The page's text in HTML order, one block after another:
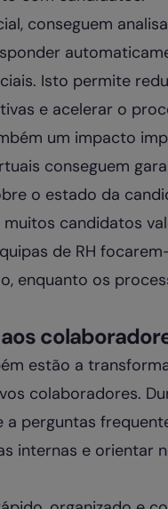
conseguem
Isto permite
e acelerar o
um impacto
conseguem
o estado da
candidatos
de RH
enquanto os
estão a
colaboradores.
perguntas
internas e orientar